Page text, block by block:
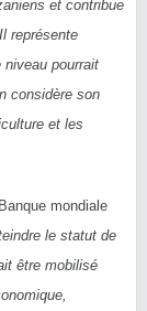
et contribue
représente
pourrait
considère son
et les
mondiale
le statut de
être mobilisé